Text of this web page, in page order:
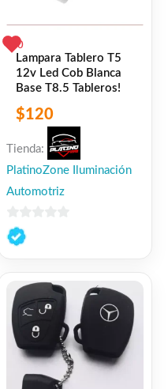
0
Lampara Tablero T5
12v Led Cob Blanca
Base T8.5 Tableros!
$120
Tienda:
PlatinoZone Iluminación
Automotriz
0
de